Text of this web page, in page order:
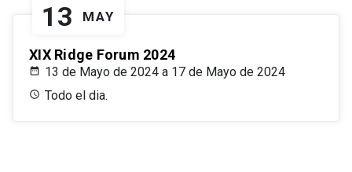
13 MAY
XIX Ridge Forum 2024
13 de Mayo de 2024 a 17 de Mayo de 2024
Todo el dia.